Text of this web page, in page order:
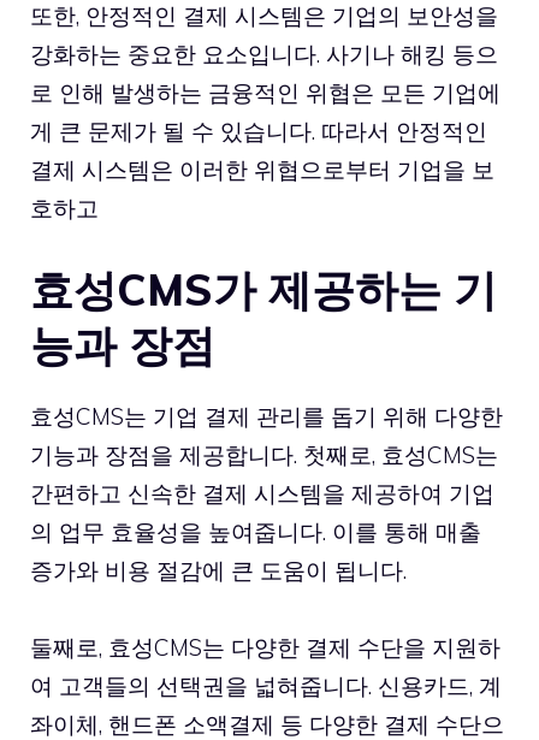
또한, 안정적인 결제 시스템은 기업의 보안성을
강화하는 중요한 요소입니다. 사기나 해킹 등으
로 인해 발생하는 금융적인 위협은 모든 기업에
게 큰 문제가 될 수 있습니다. 따라서 안정적인
결제 시스템은 이러한 위협으로부터 기업을 보
호하고
효성CMS가 제공하는 기
능과 장점
효성CMS는 기업 결제 관리를 돕기 위해 다양한
기능과 장점을 제공합니다. 첫째로, 효성CMS는
간편하고 신속한 결제 시스템을 제공하여 기업
의 업무 효율성을 높여줍니다. 이를 통해 매출
증가와 비용 절감에 큰 도움이 됩니다.
둘째로, 효성CMS는 다양한 결제 수단을 지원하
여 고객들의 선택권을 넓혀줍니다. 신용카드, 계
좌이체, 핸드폰 소액결제 등 다양한 결제 수단으